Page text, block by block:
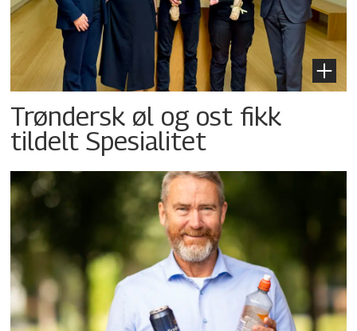
Trøndersk øl og ost fikk
tildelt Spesialitet